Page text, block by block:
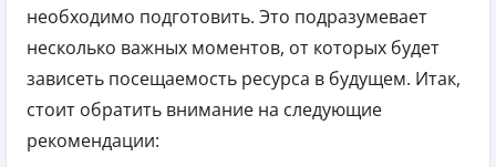
необходимо подготовить. Это подразумевает
несколько важных моментов, от которых будет
зависеть посещаемость ресурса в будущем. Итак,
стоит обратить внимание на следующие
рекомендации: